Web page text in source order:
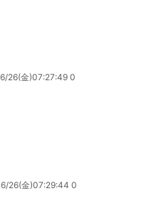
26(金)07:27:49 0
26(金)07:29:44 0